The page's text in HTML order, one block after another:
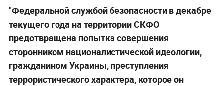
"Федеральной службой безопасности в декабре
текущего года на территории СКФО
предотвращена попытка совершения
сторонником националистической идеологии,
гражданином Украины, преступления
террористического характера, которое он